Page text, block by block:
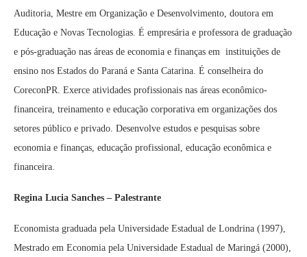
Auditoria, Mestre em Organização e Desenvolvimento, doutora em
Educação e Novas Tecnologias. É empresária e professora de graduação
e pós-graduação nas áreas de economia e finanças em instituições de
ensino nos Estados do Paraná e Santa Catarina. É conselheira do
CoreconPR. Exerce atividades profissionais nas áreas econômico-
financeira, treinamento e educação corporativa em organizações dos
setores público e privado. Desenvolve estudos e pesquisas sobre
economia e finanças, educação profissional, educação econômica e
financeira.
Regina Lucia Sanches – Palestrante
Economista graduada pela Universidade Estadual de Londrina (1997),
Mestrado em Economia pela Universidade Estadual de Maringá (2000),